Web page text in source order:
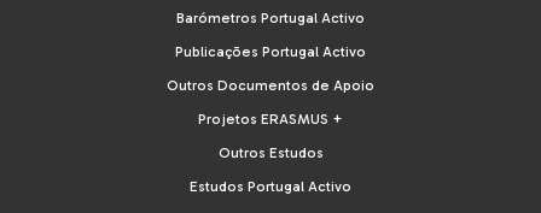
Barómetros Portugal Activo
Publicações Portugal Activo
Outros Documentos de Apoio
Projetos ERASMUS +
Outros Estudos
Estudos Portugal Activo